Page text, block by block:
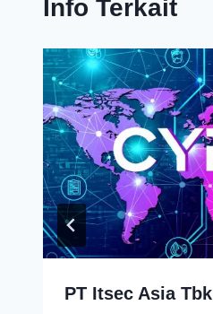
Info Terkait
PT Itsec Asia Tbk